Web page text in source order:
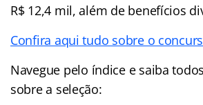
R$ 12,4 mil, além de benefícios
Confira aqui tudo sobre o
Navegue pelo índicee saiba
sobre a seleção: